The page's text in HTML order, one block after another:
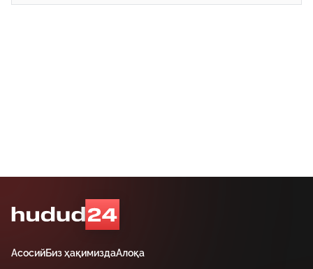
АсосийБиз ҳақимиздаАлоқа